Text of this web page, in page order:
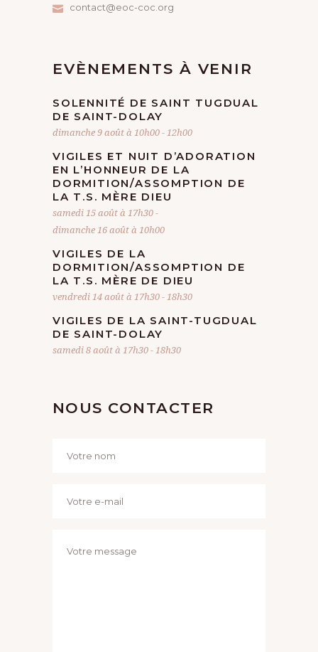
contact@eoc-coc.org
EVÈNEMENTS À VENIR
SOLENNITÉ DE SAINT TUGDUAL
DE SAINT-DOLAY
dimanche 9 août à 10h00-12h00
VIGILES ET NUIT D’ADORATION
EN L’HONNEUR DE LA
DORMITION/ASSOMPTION DE
LA T.S. MÈRE DIEU
samedi 15 août à 17h30-
dimanche 16 août à 10h00
VIGILES DE LA
DORMITION/ASSOMPTION DE
LA T.S. MÈRE DE DIEU
vendredi 14 août à 17h30-18h30
VIGILES DE LA SAINT-TUGDUAL
DE SAINT-DOLAY
samedi 8 août à 17h30-18h30
NOUS CONTACTER